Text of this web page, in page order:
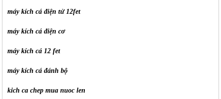
máy kích cá điện tử 12fet
máy kích cá điện cơ
máy kích cá 12 fet
máy kích cá đánh bộ
kich ca chep mua nuoc len